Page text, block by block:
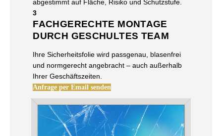
abgestimmt auf Fläche, Risiko und Schutzstufe.
3
FACHGERECHTE MONTAGE
DURCH GESCHULTES TEAM
Ihre Sicherheitsfolie wird passgenau, blasenfrei
und normgerecht angebracht – auch außerhalb
Ihrer Geschäftszeiten.
Anfrage per Email senden